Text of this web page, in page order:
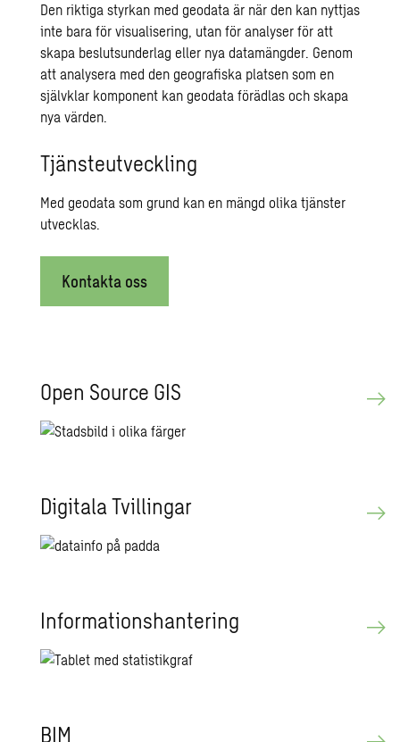
Den riktiga styrkan med geodata är när den kan nyttjas
inte bara för visualisering, utan för analyser för att
skapa beslutsunderlag eller nya datamängder. Genom
att analysera med den geografiska platsen som en
självklar komponent kan geodata förädlas och skapa
nya värden.
Tjänsteutveckling
Med geodata som grund kan en mängd olika tjänster
utvecklas.
Kontakta oss
Open Sour­ce GIS
Di­gi­ta­la Tvil­ling­ar
In­for­ma­tions­han­te­ring
BIM